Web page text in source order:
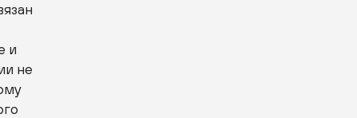
и
не